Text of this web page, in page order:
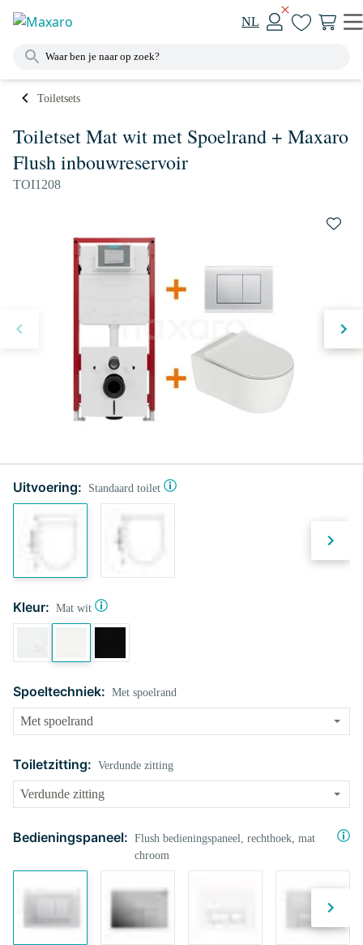
NL
Toiletsets
Toiletset Mat wit met Spoelrand + Maxaro
Flush inbouwreservoir
TOI1208
Uitvoering: Standaard toilet
Kleur: Mat wit
Spoeltechniek: Met spoelrand
Toiletzitting: Verdunde zitting
Bedieningspaneel: Flush bedieningspaneel, rechthoek, mat
chroom